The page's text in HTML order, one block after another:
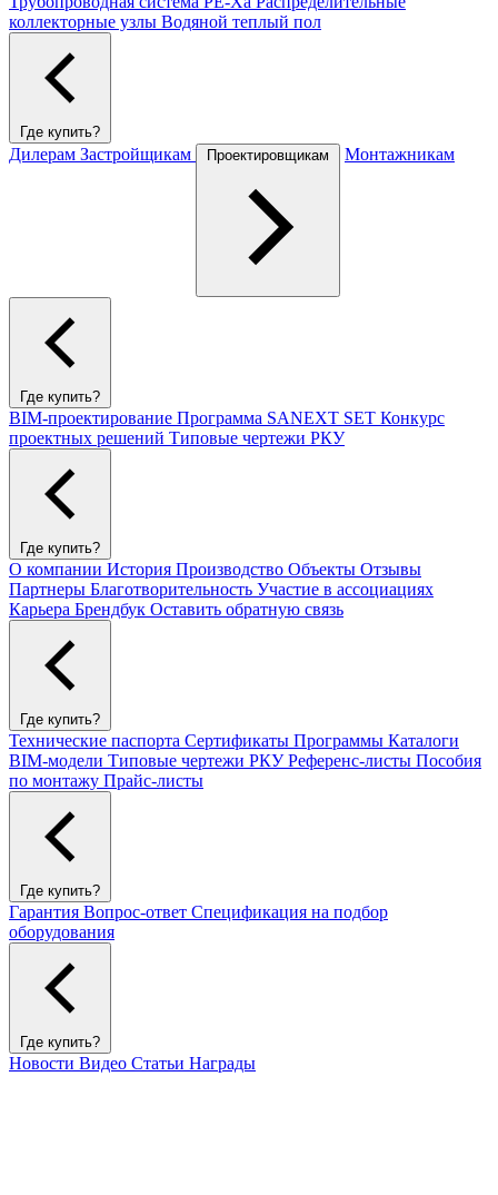
коллекторные узлы Водяной теплый пол
Где купить?
Дилерам Застройщикам Проектировщикам Монтажникам
Где купить?
BIM-проектирование Программа SANEXT SET Конкурс
проектных решений Типовые чертежи РКУ
Где купить?
О компании История Производство Объекты Отзывы
Партнеры Благотворительность Участие в ассоциациях
Карьера Брендбук Оставить обратную связь
Где купить?
Технические паспорта Сертификаты Программы Каталоги
BIM-модели Типовые чертежи РКУРеференс-листы Пособия
по монтажу Прайс-листы
Где купить?
Гарантия Вопрос-ответ Спецификация на подбор
оборудования
Где купить?
Новости Видео Статьи Награды